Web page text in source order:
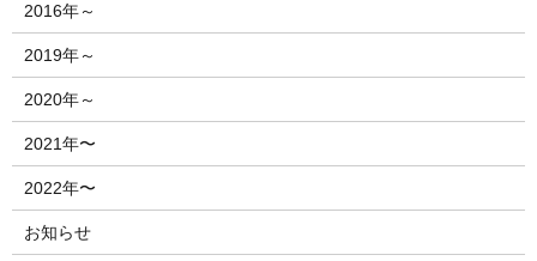
2016年～
2019年～
2020年～
2021年〜
2022年〜
お知らせ